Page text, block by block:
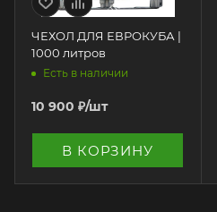
ЧЕХОЛ ДЛЯ ЕВРОКУБА |
1000 литров
Есть в наличии
10 900 ₽/шт
В КОРЗИНУ